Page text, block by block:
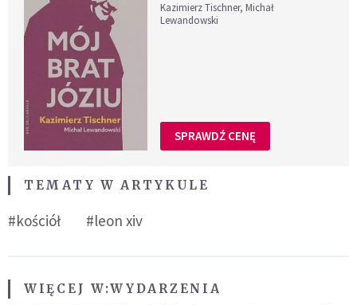
Kazimierz Tischner, Michał
Lewandowski
SPRAWDŹ CENĘ
TEMATY W ARTYKULE
#kościół #leon xiv
WIĘCEJ W:WYDARZENIA